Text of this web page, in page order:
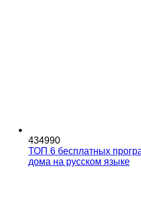
434990
ТОП 6 бесплатных
дома на русском языке